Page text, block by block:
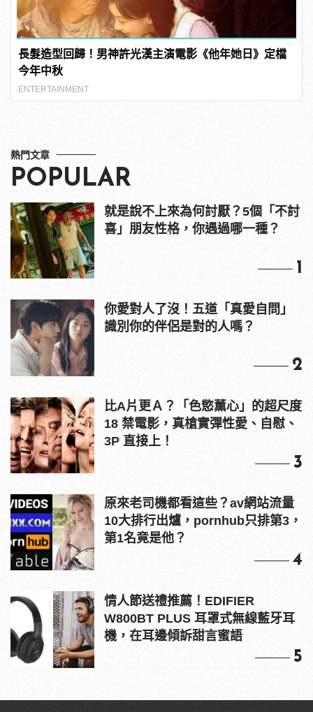
長髮造型回歸！男神許光漢主演電影《他年她日》定檔
今年中秋
ENTERTAINMENT
熱門文章
POPULAR
就是說不上來為何討厭？5個「不討
喜」朋友性格，你遇過哪一種？
1
你愛對人了沒！五道「真愛自問」
識別你的伴侶是對的人嗎？
2
比A片更Ａ？「色慾薰心」的超尺度
18 禁電影，真槍實彈性愛、自慰、
3P 直接上！
3
原來老司機都看這些？av網站流量
10大排行出爐，pornhub只排第3，
第1名竟是他？
4
情人節送禮推薦！EDIFIER
W800BT PLUS 耳罩式無線藍牙耳
機，在耳邊傾訴甜言蜜語
5